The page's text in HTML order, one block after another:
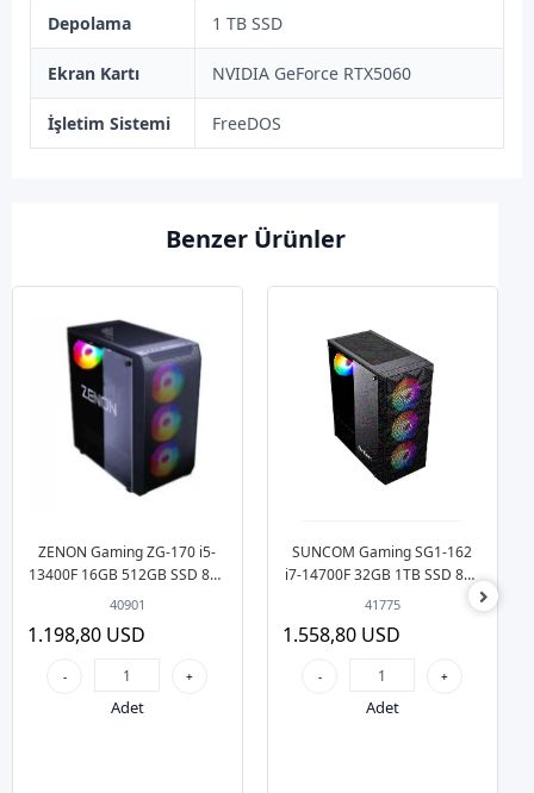
Depolama 1 TB SSD
Ekran Kartı NVIDIA GeForce RTX5060
İşletim Sistemi FreeDOS
Benzer Ürünler
ZENON Gaming ZG-170 i5-
13400F 16GB 512GB SSD 8gb
RTX5050 DOS Masaüstü Oyun
40901
1.198,80 USD
- +
Adet
SUNCOM Gaming SG1-162
i7-14700F 32GB 1TB SSD 8gb
RTX5060 DOS Masaüstü Oyun
41775
1.558,80 USD
- +
Adet